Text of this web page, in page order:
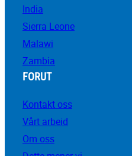
India
Sierra Leone
Malawi
Zambia
FORUT
Kontakt oss
Vårt arbeid
Om oss